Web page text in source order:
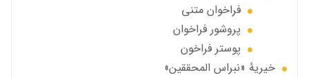
فراخوان متني
پروشور فراخوان
پوستر فراخون
خيريهٔ «نبراس المحققين»